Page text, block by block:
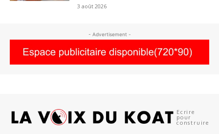
3 août 2026
- Advertisement -
Ecrire
pour
construire